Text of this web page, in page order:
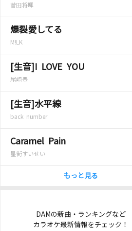
菅田将暉
爆裂愛してる
M!LK
[生音]I LOVE YOU
尾崎豊
[生音]水平線
back number
Caramel Pain
星街すいせい
もっと見る
DAMの新曲・ランキングなど
カラオケ最新情報をチェック！